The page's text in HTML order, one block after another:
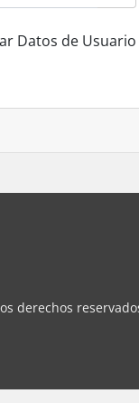
Datos de Usuario
derechos